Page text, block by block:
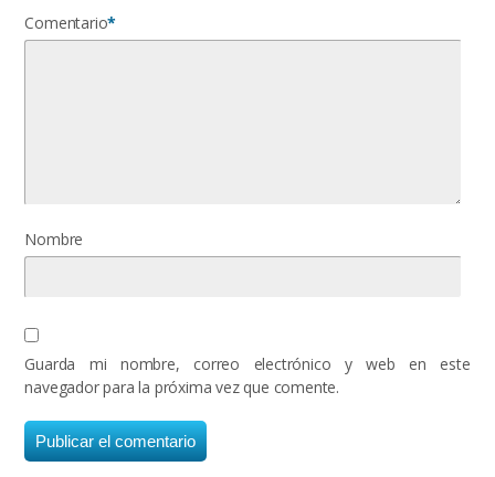
Comentario*
Nombre
Guarda mi nombre, correo electrónico y web en este
navegador para la próxima vez que comente.